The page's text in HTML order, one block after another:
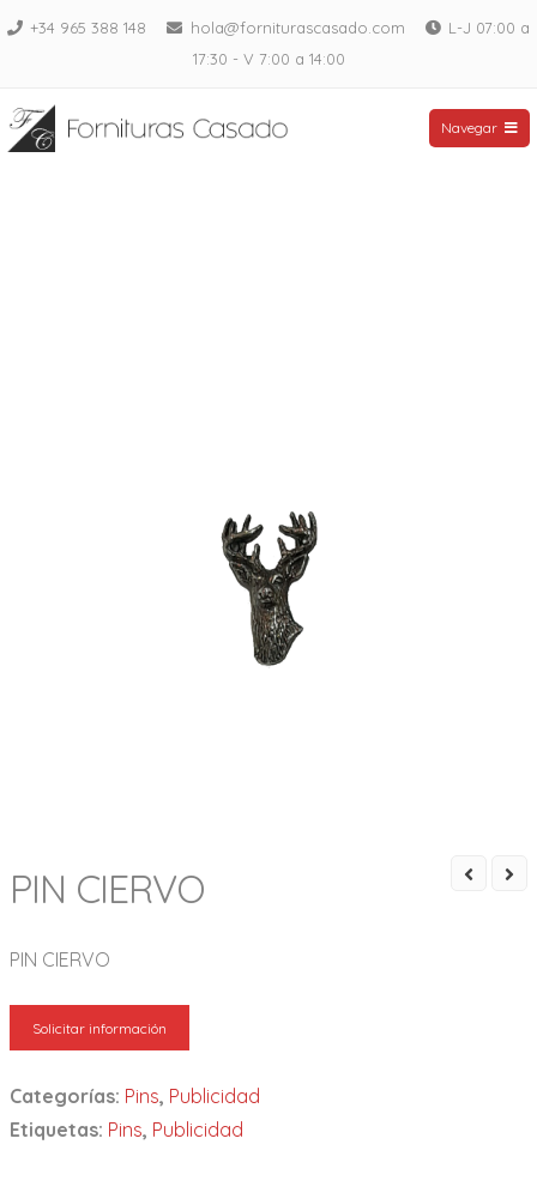
Saltar+34 965 388 148 hola@forniturascasado.com
L-J 07:00 a
17:30 - V 7:00 a 14:00
Fornituras Casado
Navegar
PIN CIERVO
PIN CIERVO
Solicitar información
Categorías: Pins, Publicidad
Etiquetas: Pins, Publicidad